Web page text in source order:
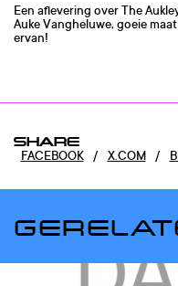
Een aflevering over The
Auke Vangheluwe, goeie
ervan!
SHARE
FACEBOOK / X.COM /